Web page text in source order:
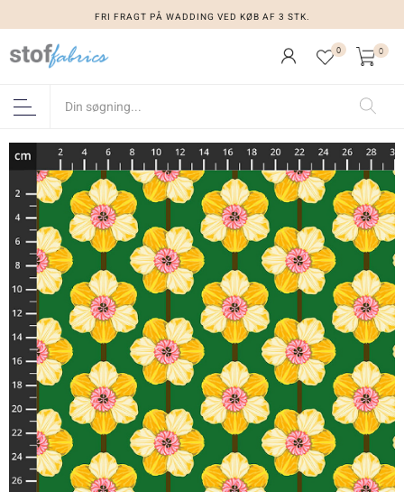
FRI FRAGT PÅ WADDING VED KØB AF 3 STK.
0 0